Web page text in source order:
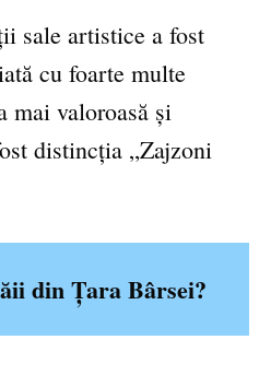
sale artistice a fost
cu foarte multe
mai valoroasă și
distincția „Zajzoni
din Țara Bârsei?